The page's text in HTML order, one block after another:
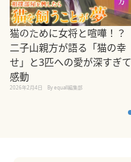
猫のために女将と喧嘩！？
二子山親方が語る「猫の幸
せ」と3匹への愛が深すぎて
感動
2026年2月4日 By equall編集部